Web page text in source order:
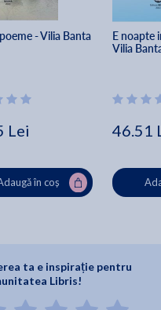
- Vilia Banta
Lei
în coș
E noapte
Vilia
46.51
ta e inspirație pentru
Libris!